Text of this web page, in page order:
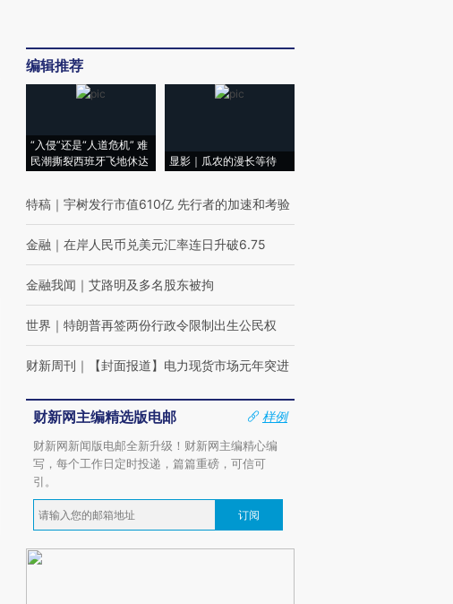
编辑推荐
“入侵”还是“人道危机” 难
民潮撕裂西班牙飞地休达
显影｜瓜农的漫长等待
特稿 ｜ 宇树发行市值610亿 先行者的加速和考验
金融 ｜ 在岸人民币兑美元汇率连日升破6.75
金融我闻 ｜ 艾路明及多名股东被拘
世界 ｜ 特朗普再签两份行政令限制出生公民权
财新周刊 ｜ 【封面报道】电力现货市场元年突进
财新网主编精选版电邮
样例
财新网新闻版电邮全新升级！财新网主编精心编
写，每个工作日定时投递，篇篇重磅，可信可
引。
订阅